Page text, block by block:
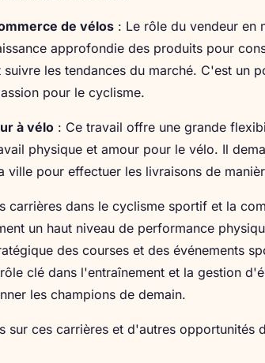
de vélos : Le rôle du vendeur en
approfondie des produits pour
les tendances du marché. C'est un
pour le cyclisme.
à vélo : Ce travail offre une grande
physique et amour pour le vélo. Il
ville pour effectuer les livraisons de
carrières dans le cyclisme sportif et la
un haut niveau de performance
des courses et des événements
clé dans l'entraînement et la gestion
les champions de demain.
sur ces carrières et d'autres opportunités